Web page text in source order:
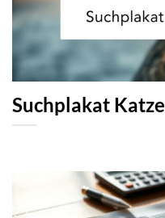
Suchplakat Katze